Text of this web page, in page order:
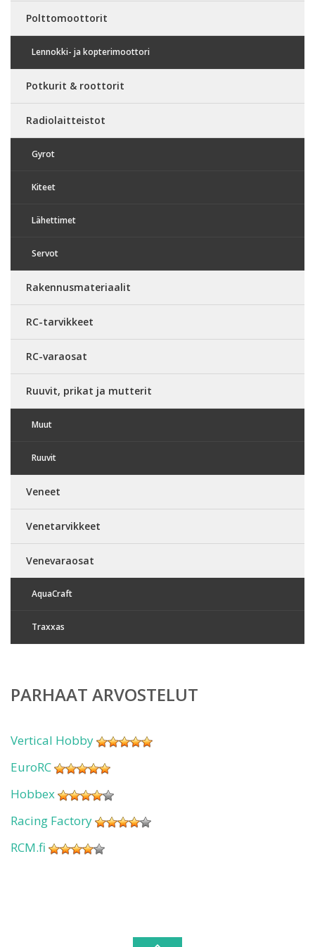
Polttomoottorit
Lennokki- ja kopterimoottori
Potkurit & roottorit
Radiolaitteistot
Gyrot
Kiteet
Lähettimet
Servot
Rakennusmateriaalit
RC-tarvikkeet
RC-varaosat
Ruuvit, prikat ja mutterit
Muut
Ruuvit
Veneet
Venetarvikkeet
Venevaraosat
AquaCraft
Traxxas
PARHAAT ARVOSTELUT
Vertical Hobby
EuroRC
Hobbex
Racing Factory
RCM.fi